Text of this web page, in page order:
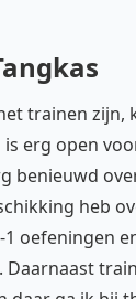
trainen zijn,
is erg open
benieuwd
heb
1 oefeningen